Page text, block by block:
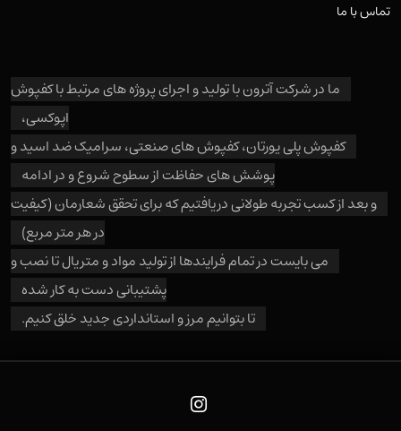
تماس با ما
ما در شرکت آترون با تولید و اجرای پروژه های مرتبط با کفپوش
اپوکسی،
کفپوش پلی یورتان، کفپوش های صنعتی، سرامیک ضد اسید و
پوشش های حفاظت از سطوح شروع و در ادامه
و بعد از کسب تجربه طولانی دریافتیم که برای تحقق شعارمان (کیفیت
در هر متر مربع)
می بایست در تمام فرایندها از تولید مواد و متریال تا نصب و
پشتیبانی دست به کار شده
تا بتوانیم مرز و استانداردی جدید خلق کنیم.